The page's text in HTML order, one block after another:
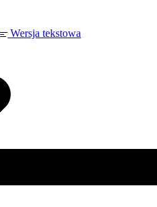
Wersja tekstowa